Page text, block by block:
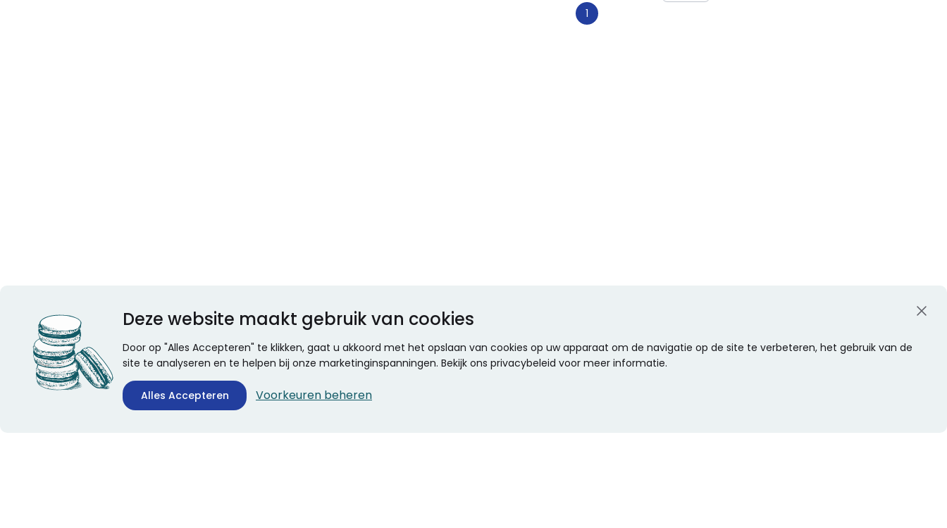
1
Deze website maakt gebruik van cookies
Door op "Alles Accepteren" te klikken, gaat u akkoord met het opslaan van cookies op uw apparaat om de navigatie op de site te verbeteren, het gebruik van de
site te analyseren en te helpen bij onze marketinginspanningen. Bekijk ons privacybeleid voor meer informatie.
Alles Accepteren Voorkeuren beheren